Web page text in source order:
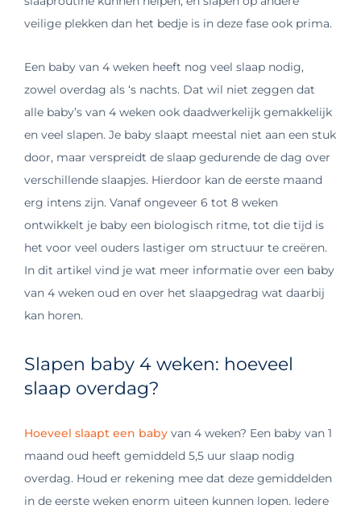
veilige plekken dan het bedje is in deze fase ook prima.
Een baby van 4 weken heeft nog veel slaap nodig,
zowel overdag als ‘s nachts. Dat wil niet zeggen dat
alle baby’s van 4 weken ook daadwerkelijk gemakkelijk
en veel slapen. Je baby slaapt meestal niet aan een stuk
door, maar verspreidt de slaap gedurende de dag over
verschillende slaapjes. Hierdoor kan de eerste maand
erg intens zijn. Vanaf ongeveer 6 tot 8 weken
ontwikkelt je baby een biologisch ritme, tot die tijd is
het voor veel ouders lastiger om structuur te creëren.
In dit artikel vind je wat meer informatie over een baby
van 4 weken oud en over het slaapgedrag wat daarbij
kan horen.
Slapen baby 4 weken: hoeveel
slaap overdag?
Hoeveel slaapt een baby van 4 weken? Een baby van 1
maand oud heeft gemiddeld 5,5 uur slaap nodig
overdag. Houd er rekening mee dat deze gemiddelden
in de eerste weken enorm uiteen kunnen lopen. Iedere